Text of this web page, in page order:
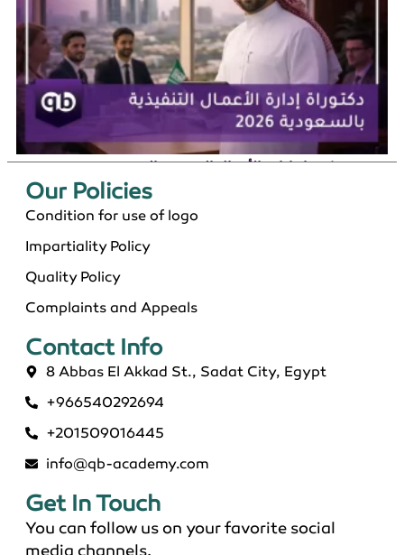
دكتوراة إدارة الأعمال التنفيذية بالسعودية 2026
ماجستير عن بعد معتمد في السعودية 2026
Our Policies​
Condition for use of logo
Impartiality Policy
Quality Policy
Complaints and Appeals
Contact Info​
8 Abbas El Akkad St., Sadat City, Egypt
+966540292694
+201509016445
info@qb-academy.com
Get In Touch
You can follow us on your favorite social
media channels.